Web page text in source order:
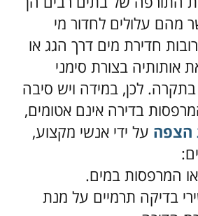
מהם עלולים לחדור מי
חדירת מים דרך הגג או
בצורת סימני
בתקרה. לכן, במידה ויש סיבה
בדירה אינם אטומים,
הצפה על ידי אנשי מקצוע,
המרפסות במים.
בדיקה תרמיים על מנת